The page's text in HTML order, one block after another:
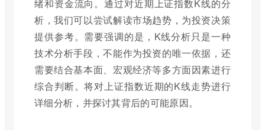
绪和资金流向。通过对近期上证指数K线的分
析，我们可以尝试解读市场趋势，为投资决策
提供参考。需要强调的是，K线分析只是一种
技术分析手段，不能作为投资的唯一依据，还
需要结合基本面、宏观经济等多方面因素进行
综合判断。将对上证指数近期的K线走势进行
详细分析，并探讨其背后的可能原因。